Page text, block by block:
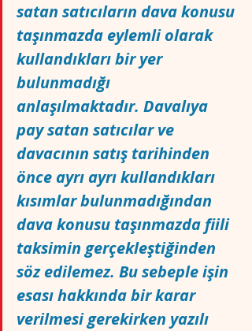
satan satıcıların dava konusu
taşınmazda eylemli olarak
kullandıkları bir yer
bulunmadığı
anlaşılmaktadır. Davalıya
pay satan satıcılar ve
davacının satış tarihinden
önce ayrı ayrı kullandıkları
kısımlar bulunmadığından
dava konusu taşınmazda fiili
taksimin gerçekleştiğinden
söz edilemez. Bu sebeple işin
esası hakkında bir karar
verilmesi gerekirken yazılı